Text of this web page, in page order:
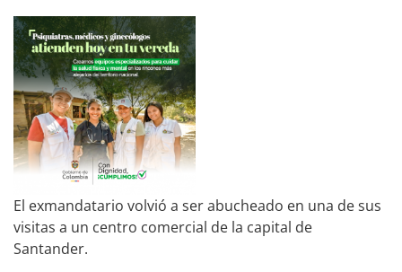
El exmandatario volvió a ser abucheado en una de sus
visitas a un centro comercial de la capital de
Santander.